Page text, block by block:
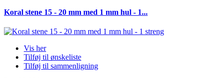
Koral stene 15 - 20 mm med 1 mm hul - 1...
Vis her
Tilføj til ønskeliste
Tilføj til sammenligning